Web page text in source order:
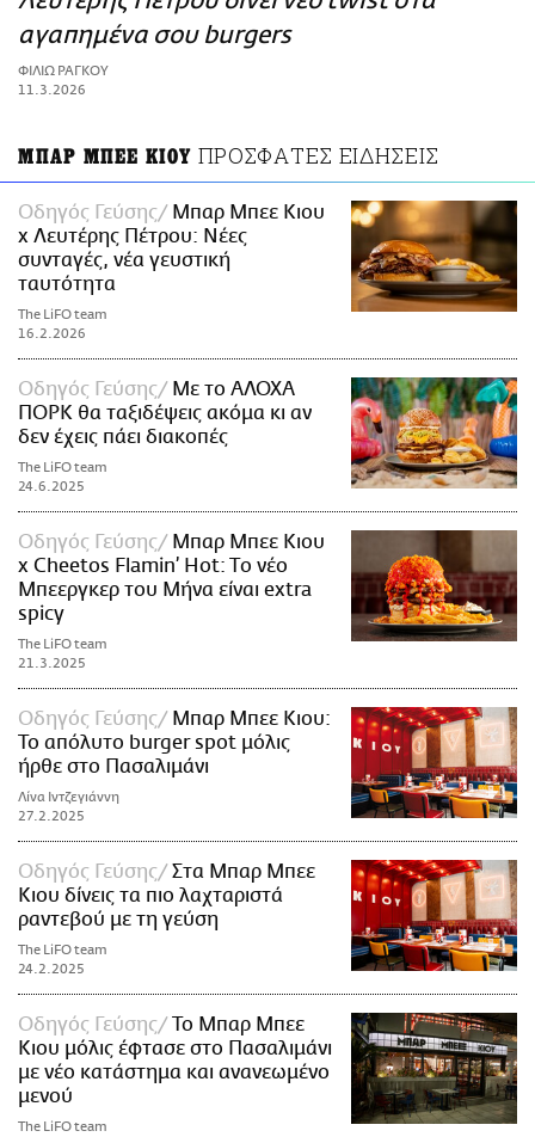
ΑΜΠΑ
PRINT
αγαπημένα σου burgers
ΦΙΛΙΩ ΡΑΓΚΟΥ
11.3.2026
ΜΠΑΡ ΜΠΕΕ ΚΙΟΥ ΠΡΟΣΦΑΤΕΣ ΕΙΔΗΣΕΙΣ
Οδηγός Γεύσης
Μπαρ Μπεε Κιου
x Λευτέρης Πέτρου: Νέες
συνταγές, νέα γευστική
ταυτότητα
The LiFO team
16.2.2026
Οδηγός Γεύσης
Με το ΑΛΟΧΑ
ΠΟΡΚ θα ταξιδέψεις ακόμα κι αν
δεν έχεις πάει διακοπές
The LiFO team
24.6.2025
Οδηγός Γεύσης
Μπαρ Μπεε Κιου
x Cheetos Flamin’ Hot: Tο νέο
Μπεεργκερ του Μήνα είναι extra
spicy
The LiFO team
21.3.2025
Οδηγός Γεύσης
Μπαρ Μπεε Κιου:
Το απόλυτο burger spot μόλις
ήρθε στο Πασαλιμάνι
Λίνα Ιντζεγιάννη
27.2.2025
Οδηγός Γεύσης
Στα Μπαρ Μπεε
Κιου δίνεις τα πιο λαχταριστά
ραντεβού με τη γεύση
The LiFO team
24.2.2025
Οδηγός Γεύσης
Το Μπαρ Μπεε
Κιου μόλις έφτασε στο Πασαλιμάνι
με νέο κατάστημα και ανανεωμένο
μενού
The LiFO team